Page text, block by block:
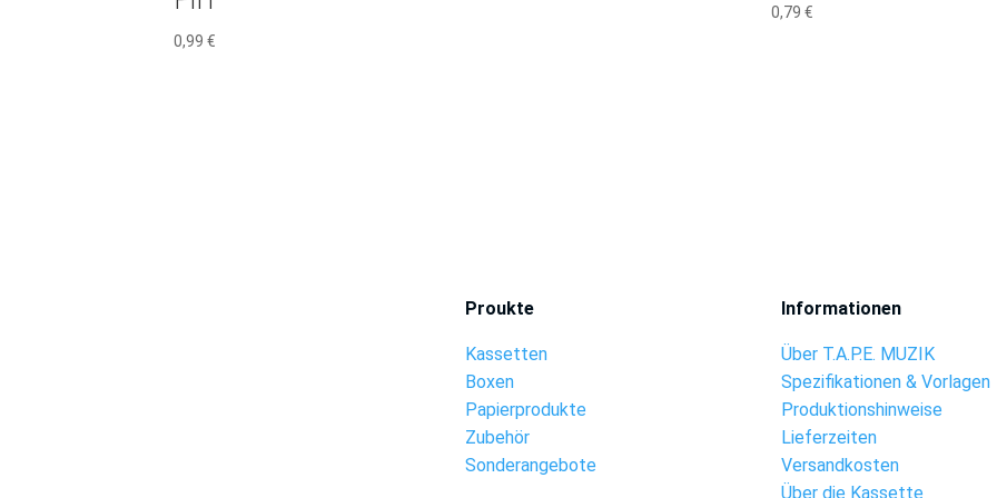
0,99 €
0,79€
Proukte
Kassetten
Boxen
Papierprodukte
Zubehör
Sonderangebote
Informationen
Über T.A.P.E. MUZIK
Spezifikationen & Vorlagen
Produktionshinweise
Lieferzeiten
Versandkosten
Über die Kassette